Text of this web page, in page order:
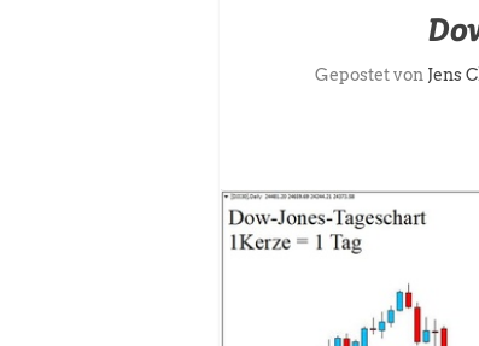
Gepostet von Jens